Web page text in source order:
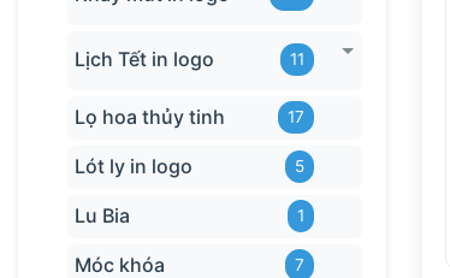
Lịch Tết in logo 11
Lọ hoa thủy tinh 17
Lót ly in logo 5
Lu Bia 1
Móc khóa 7